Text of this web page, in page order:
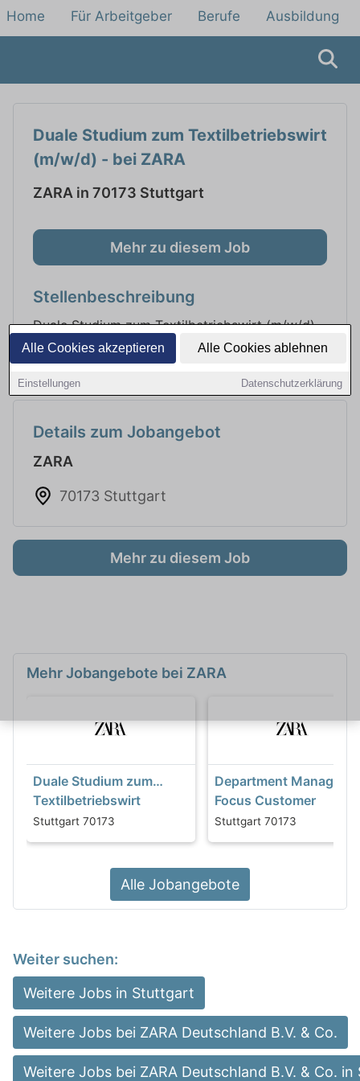
Alle Cookies akzeptieren Alle Cookies ablehnen
Einstellungen Datenschutzerklärung
Home Für Arbeitgeber Berufe Ausbildung
Duale Studium zum Textilbetriebswirt
(m/w/d) - bei ZARA
ZARA in 70173 Stuttgart
Mehr zu diesem Job
Stellenbeschreibung
Duale Studium zum Textilbetriebswirt (m/w/d) -
bei ZARA
Details zum Jobangebot
ZARA
70173 Stuttgart
Mehr zu diesem Job
Mehr Jobangebote bei ZARA
Duale Studium zum
Textilbetriebswirt
(m/w/d) - bei ZARA
Stuttgart 70173
Department Manager
Focus Customer
Experience (m/f/d) - in
Stuttgart
Stuttgart 70173
Alle Jobangebote
Weiter suchen:
Weitere Jobs in Stuttgart
Weitere Jobs bei ZARA Deutschland B.V. & Co.
Weitere Jobs bei ZARA Deutschland B.V. & Co.